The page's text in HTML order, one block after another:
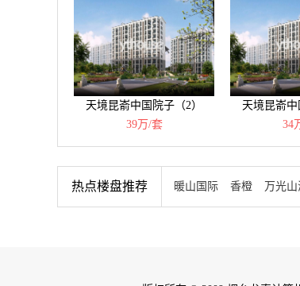
天境昆嵛中国院子（2）
39万/套
天境昆嵛中
34
热点楼盘推荐 暖山国际 香橙 万光